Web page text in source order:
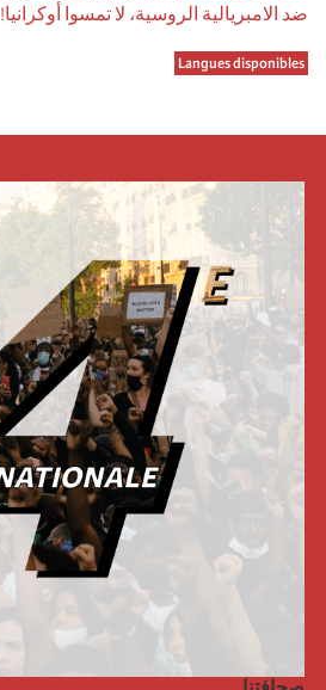
ضد الامبريالية الروسية، لا تمسوا أوكرانيا!
Langues disponibles